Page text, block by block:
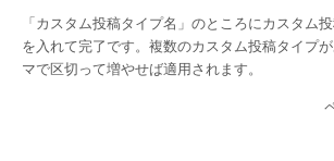
「カスタム投稿タイプ名」のところにカスタム
を入れて完了です。複数のカスタム投稿タイプ
マで区切って増やせば適用されます。